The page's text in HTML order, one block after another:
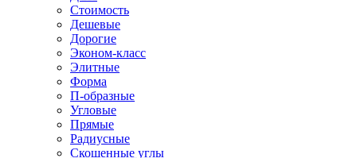
Стоимость
Дешевые
Дорогие
Эконом-класс
Элитные
Форма
П-образные
Угловые
Прямые
Радиусные
Скошенные углы